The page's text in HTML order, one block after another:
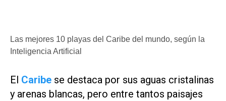
Las mejores 10 playas del Caribe del mundo, según la
Inteligencia Artificial
El Caribe se destaca por sus aguas cristalinas
y arenas blancas, pero entre tantos paisajes